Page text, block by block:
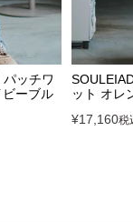
ッチワ
ーブル
ット オレ
¥17,160税